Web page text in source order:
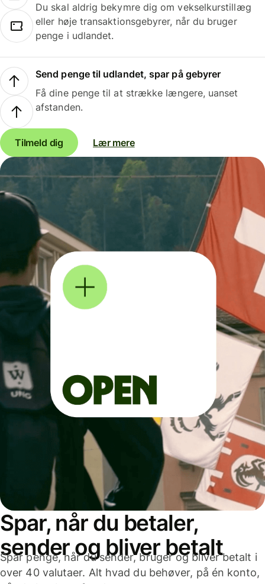
Du skal aldrig bekymre dig om vekselkurstillæg
eller høje transaktionsgebyrer, når du bruger
penge i udlandet.
Send penge til udlandet, spar på gebyrer
Få dine penge til at strække længere, uanset
afstanden.
Tilmeld dig Lær mere
Spar, når du betaler,
sender og bliver betalt
Spar penge, når du sender, bruger og bliver betalt i
over 40 valutaer. Alt hvad du behøver, på én konto,